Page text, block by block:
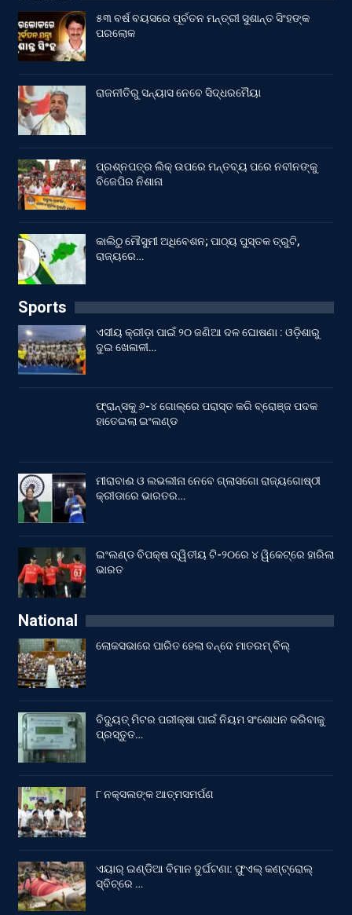
୫୩ ବର୍ଷ ବୟସରେ ପୂର୍ବତନ ମନ୍ତ୍ରୀ ସୁଶାନ୍ତ ସିଂହଙ୍କ
ପରଲୋକ
ରାଜନୀତିରୁ ସନ୍ୟାସ ନେବେ ସିଦ୍ଧରମୈୟା
ପ୍ରଶ୍ନପତ୍ର ଲିକ୍ ଉପରେ ମନ୍ତବ୍ୟ ପରେ ନବୀନଙ୍କୁ
ବିଜେପିର ନିଶାନା
କାଲିଠୁ ମୌସୁମୀ ଅଧିବେଶନ; ପାଠ୍ୟ ପୁସ୍ତକ ତ୍ରୁଟି,
ରାଜ୍ୟରେ…
Sports
ଏସୀୟ କ୍ରୀଡ଼ା ପାଇଁ ୨୦ ଜଣିଆ ଦଳ ଘୋଷଣା : ଓଡ଼ିଶାରୁ
ଦୁଇ ଖେଳାଳୀ…
ଫ୍ରାନ୍ସକୁ ୬-୪ ଗୋଲ୍‌ରେ ପରାସ୍ତ କରି ବ୍ରୋଞ୍ଜ ପଦକ
ହାତେଇଲା ଇଂଲଣ୍ଡ
ମୀରାବାଈ ଓ ଲଭଲୀନା ନେବେ ଗ୍ଲାସଗୋ ରାଜ୍ୟଗୋଷ୍ଠୀ
କ୍ରୀଡାରେ ଭାରତର…
ଇଂଲଣ୍ଡ ବିପକ୍ଷ ଦ୍ୱିତୀୟ ଟି-୨୦ରେ ୪ ୱିକେଟ୍‌ରେ ହାରିଲା
ଭାରତ
National
ଲୋକସଭାରେ ପାରିତ ହେଲା ବନ୍ଦେ ମାତରମ୍‌ ବିଲ୍‌
ବିଦ୍ୟୁତ୍ ମିଟର ପରୀକ୍ଷା ପାଇଁ ନିୟମ ସଂଶୋଧନ କରିବାକୁ
ପ୍ରସ୍ତୁତ…
୮ ନକ୍ସଲଙ୍କ ଆତ୍ମସମର୍ପଣ
ଏୟାର୍ ଇଣ୍ଡିଆ ବିମାନ ଦୁର୍ଘଟଣା: ଫୁଏଲ୍‌ କଣ୍ଟ୍ରୋଲ୍‌
ସ୍ବିଚ୍‌ରେ …